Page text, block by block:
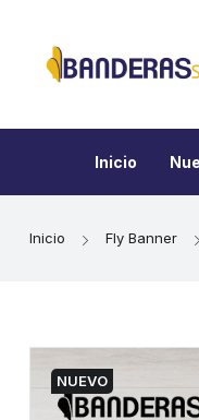
Inicio
Inicio Fly Banner
NUEVO